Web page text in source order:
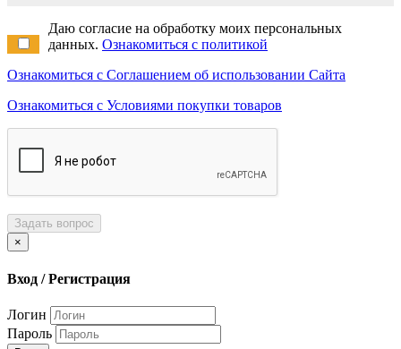
Даю согласие на обработку моих персональных
данных. Ознакомиться с политикой
Ознакомиться с Соглашением об использовании Сайта
Ознакомиться с Условиями покупки товаров
Задать вопрос
×
Вход / Регистрация
Логин
Пароль